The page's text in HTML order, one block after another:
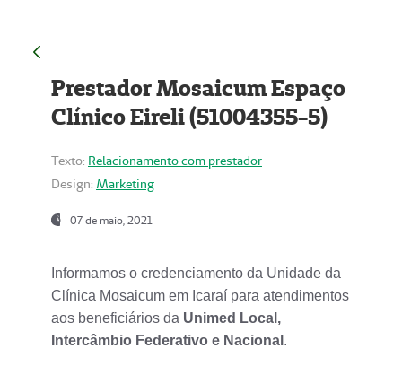
Prestador Mosaicum Espaço
Clínico Eireli (51004355-5)
Texto: Relacionamento com prestador
Design: Marketing
07 de maio, 2021
Informamos o credenciamento da Unidade da
Clínica Mosaicum em Icaraí para atendimentos
aos beneficiários da Unimed Local,
Intercâmbio Federativo e Nacional .